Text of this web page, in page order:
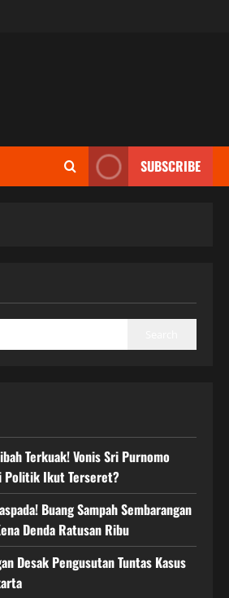
SUBSCRIBE
Terkuak! Vonis Sri Purnomo
Politik Ikut Terseret?
Buang Sampah Sembarangan
Denda Ratusan Ribu
Desak Pengusutan Tuntas Kasus